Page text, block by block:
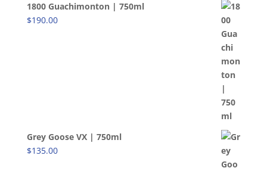
1800 Guachimonton | 750ml
$190.00
Grey Goose VX | 750ml
$135.00